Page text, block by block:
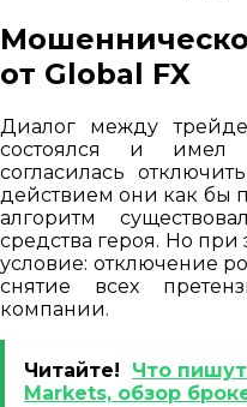
от Global FX
Диалог между
состоялся и имел
согласилась
действием они как бы
алгоритм
средства героя. Но
условие: отключение
снятие всех
компании.
Читайте!
Что
Markets, обзор